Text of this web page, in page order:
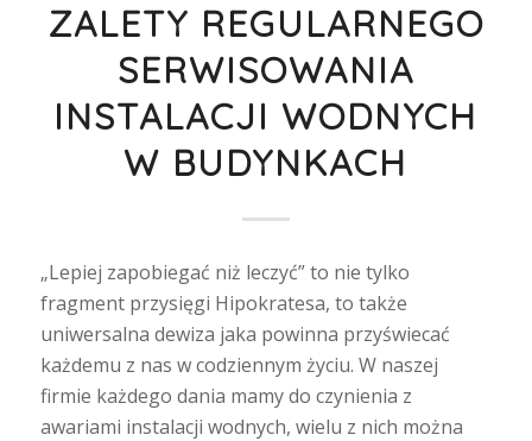
ZALETY REGULARNEGO
SERWISOWANIA
INSTALACJI WODNYCH
W BUDYNKACH
„Lepiej zapobiegać niż leczyć” to nie tylko
fragment przysięgi Hipokratesa, to także
uniwersalna dewiza jaka powinna przyświecać
każdemu z nas w codziennym życiu. W naszej
firmie każdego dania mamy do czynienia z
awariami instalacji wodnych, wielu z nich można